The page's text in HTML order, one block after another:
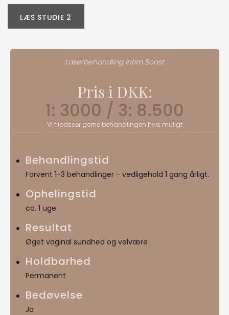
LÆS STUDIE 2
Laserbehandling Intim Boost
Pris i DKK:
1: 3000 / 3: 8.500
Vi tilpasser gerne behandlingen hvis muligt
Behandlingstid
Forvent 1-3 behandlinger - vedligehold 1 gang årligt.
Ophelingstid
ca. 1 uge
Resultat
Øget vaginal sundhed og velvære
Holdbarhed
Permanent
Bedøvelse
Ja